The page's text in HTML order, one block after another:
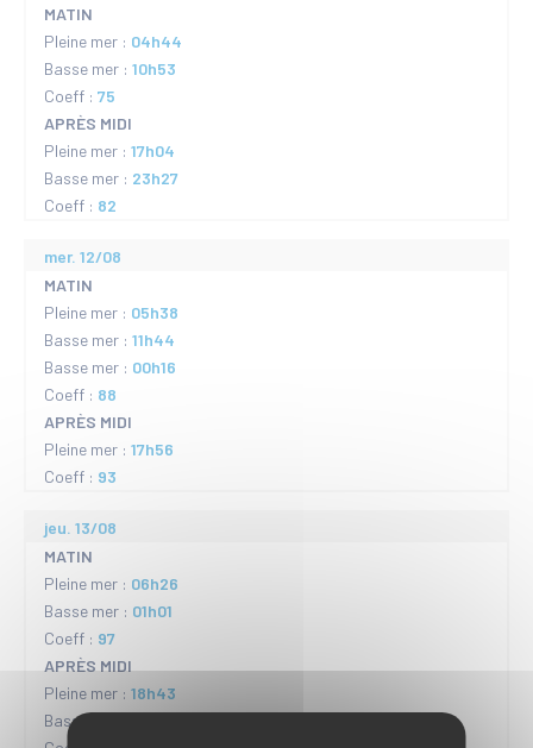
MATIN
Pleine mer : 04h44
Basse mer : 10h53
Coeff : 75
APRÈS MIDI
Pleine mer : 17h04
Basse mer : 23h27
Coeff : 82
mer. 12/08
MATIN
Pleine mer : 05h38
Basse mer : 11h44
Basse mer : 00h16
Coeff : 88
APRÈS MIDI
Pleine mer : 17h56
Coeff : 93
jeu. 13/08
MATIN
Pleine mer : 06h26
Basse mer : 01h01
Coeff : 97
APRÈS MIDI
Pleine mer : 18h43
Basse mer :